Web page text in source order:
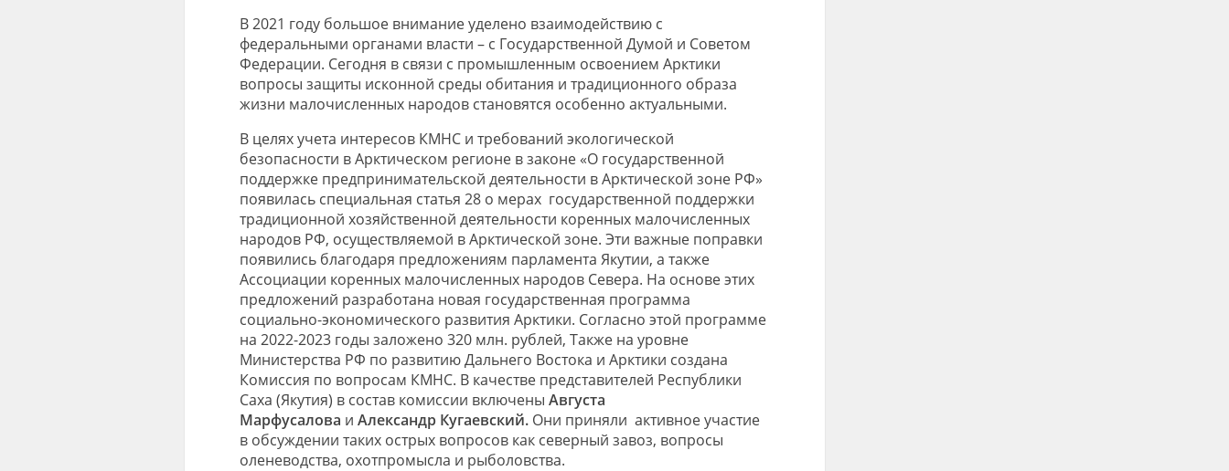
В 2021 году большое внимание уделено взаимодействию с
федеральными органами власти – с Государственной Думой и Советом
Федерации. Сегодня в связи с промышленным освоением Арктики
вопросы защиты исконной среды обитания и традиционного образа
жизни малочисленных народов становятся особенно актуальными.
В целях учета интересов КМНС и требований экологической
безопасности в Арктическом регионе в законе «О государственной
поддержке предпринимательской деятельности в Арктической зоне РФ»
появилась специальная статья 28 о мерах государственной поддержки
традиционной хозяйственной деятельности коренных малочисленных
народов РФ, осуществляемой в Арктической зоне. Эти важные поправки
появились благодаря предложениям парламента Якутии, а также
Ассоциации коренных малочисленных народов Севера. На основе этих
предложений разработана новая государственная программа
социально-экономического развития Арктики. Согласно этой программе
на 2022-2023 годы заложено 320 млн. рублей, Также на уровне
Министерства РФ по развитию Дальнего Востока и Арктики создана
Комиссия по вопросам КМНС. В качестве представителей Республики
Саха (Якутия) в состав комиссии включены Августа
Марфусалова и Александр Кугаевский. Они приняли активное участие
в обсуждении таких острых вопросов как северный завоз, вопросы
оленеводства, охотпромысла и рыболовства.